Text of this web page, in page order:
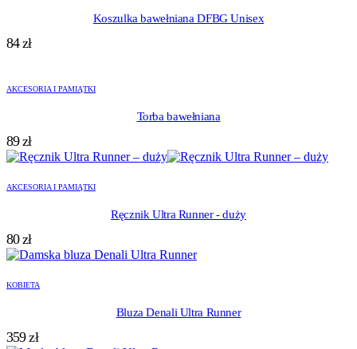
Koszulka bawełniana DFBG Unisex
84zł
AKCESORIA I PAMIĄTKI
Torba bawełniana
89zł
AKCESORIA I PAMIĄTKI
Ręcznik Ultra Runner - duży
80zł
KOBIETA
Bluza Denali Ultra Runner
359zł